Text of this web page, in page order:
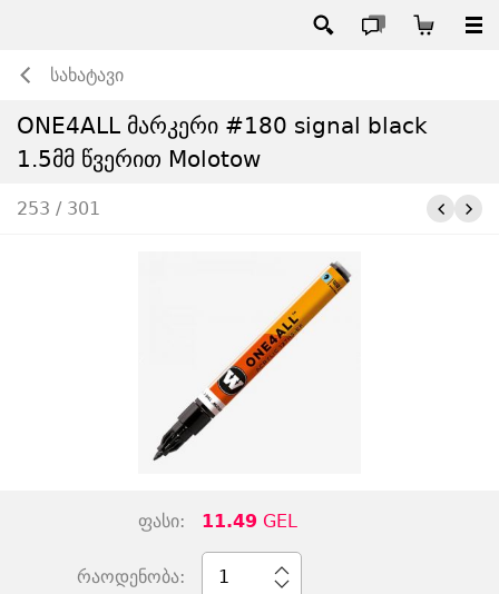
სახატავი
ONE4ALL მარკერი #180 signal black
1.5მმ წვერით Molotow
253 / 301
ფასი: 11.49 GEL
რაოდენობა: 1